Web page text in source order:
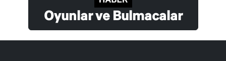
Oyunlar ve Bulmacalar